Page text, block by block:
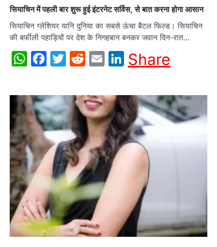
सियाचिन में पहली बार शुरू हुई इंटरनेट सर्विस, से बात करना होगा आसान
सियाचिन ग्लेशियर यानि दुनिया का सबसे ऊंचा बैटल फिल्ड। सियाचिन
की बर्फीली पहाड़ियों पर देश के निगहबान बनकर जवान दिन-रात…
WhatsApp
Facebook
Twitter
Reddit
EmailLinkedIn
Share